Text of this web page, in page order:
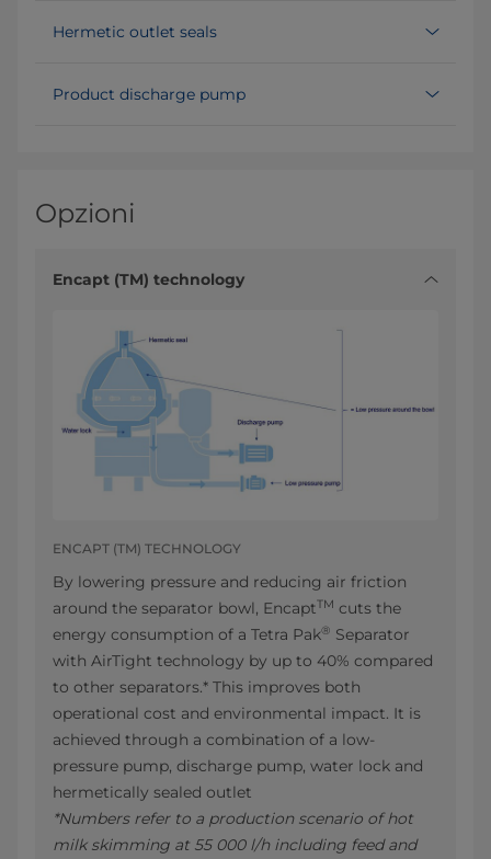
Hermetic outlet seals
Product discharge pump
Opzioni
Encapt (TM) technology
ENCAPT (TM) TECHNOLOGY
By lowering pressure and reducing air friction
around the separator bowl, EncaptTM cuts the
energy consumption of a Tetra Pak® Separator
with AirTight technology by up to 40% compared
to other separators.* This improves both
operational cost and environmental impact. It is
achieved through a combination of a low-
pressure pump, discharge pump, water lock and
hermetically sealed outlet
*Numbers refer to a production scenario of hot
milk skimming at 55 000 l/h including feed and